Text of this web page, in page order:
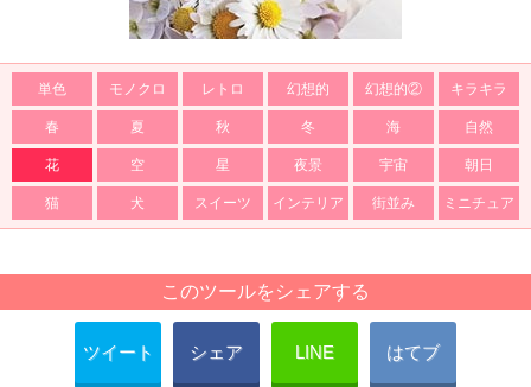
単色 モノクロ レトロ 幻想的 幻想的② キラキラ
春 夏 秋 冬 海 自然
花 空 星 夜景 宇宙 朝日
猫 犬 スイーツ インテリア 街並み ミニチュア
このツールをシェアする
ツイート シェア LINE はてブ